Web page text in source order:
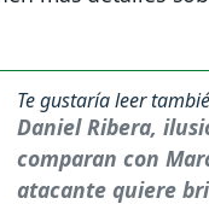
Te gustaría leer
Daniel Ribera,
comparan con
atacante quiere